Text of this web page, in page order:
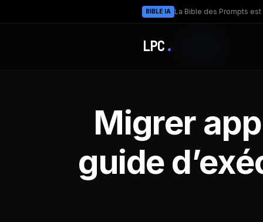
BIBLE IA La Bible des Prompts
LPC .
Migrer
guide